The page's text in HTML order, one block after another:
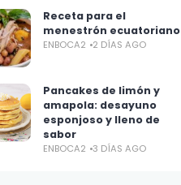
Receta para el
menestrón ecuatoriano
ENBOCA2 2 DÍAS AGO
Pancakes de limón y
amapola: desayuno
esponjoso y lleno de
sabor
ENBOCA2 3 DÍAS AGO